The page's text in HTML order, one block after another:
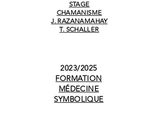
STAGE
CHAMANISME
J. RAZANAMAHAY
T. SCHALLER
2023/2025
FORMATION
MÉDECINE
SYMBOLIQUE